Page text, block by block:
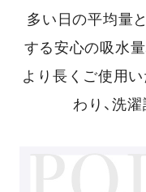
多い日の平均量
する安心の吸水量
より長くご使用
わり、洗